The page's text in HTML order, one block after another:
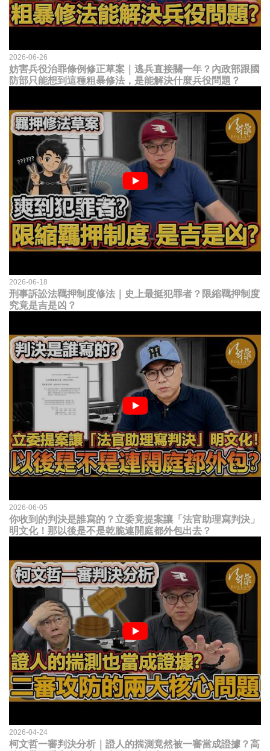
2026-06-26
妨害兵役治罪條例修正草案｜逃兵直接關一年？內政部跟國
防部只能想到這種粗暴修法，是能解決什麼兵役問題？
2026-06-18
刑事訴訟法羈押制度修法｜史上最挺犯罪者？限縮羈押制度
究竟是吉是凶？
2026-06-05
你收到的判決是誰寫的？立委竟提案讓「法官助理寫判決」
明文化！那以後是不是乾脆連開庭都外包出去？
2026-04-24
柯文哲一審判決分析｜證人的揣測竟然被一審當成證據？高